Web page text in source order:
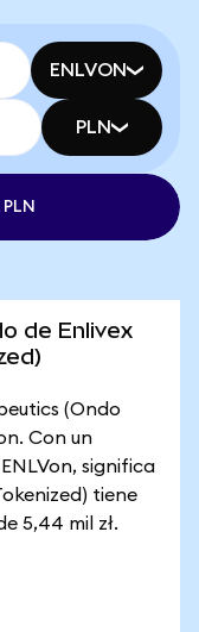
ENLVON
PLN
de Enlivex
(Ondo
Con un
significa
tiene
5,44 mil zł.